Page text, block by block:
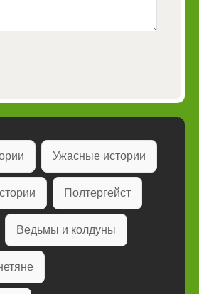
Ужасные истории
Полтергейст
Ведьмы и колдуны